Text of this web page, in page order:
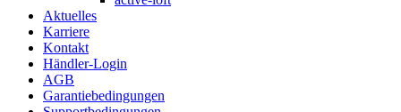
Aktuelles
Karriere
Kontakt
Händler-Login
AGB
Garantiebedingungen